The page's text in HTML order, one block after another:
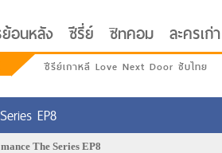
อนหลัง ซีรี่ย์ ซิทคอม ละครเก่า
ซีรีย์เกาหลี Love Next Door ซับไทย
EP8
The Series EP8